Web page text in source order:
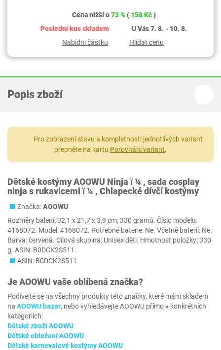
Cena nižší o73 %(158 Kč)
Poslední kus skladem
U Vás 7. 8. - 10. 8.
Nabídni částku
Hlídat cenu
Popis zboží
Pro zobrazení stavu a kompletnosti jednotlivých variant
přepněte na kartu Porovnání variant.
Dětské kostýmy AOOWU Ninja ï ¼ , sada cosplay
ninja s rukavicemi ï ¼ , Chlapecké dívčí kostýmy
Značka:AOOWU
Rozměry balení: 32,1 x 21,7 x 3,9 cm; 330 gramů. Číslo modelu:
4168072. Model: 4168072. Potřebné baterie: Ne. Včetně baterií: Ne.
Barva: červená. Cílová skupina: Unisex děti. Hmotnost položky: 330
g. ASIN: B0DCK2S511.
ASIN: B0DCK2S511
JeAOOWU vaše oblíbená značka?
Podívejte se na všechny produkty této značky, které mám skladem
na AOOWU bazar, nebo vyhledávejte AOOWU přímo v konkrétních
kategoriích:
Dětské zboží AOOWU
Dětské oblečení AOOWU
Dětské karnevalové kostýmy AOOWU